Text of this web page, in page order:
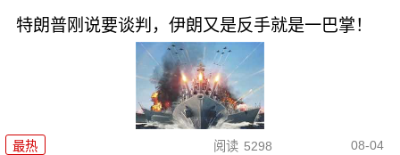
特朗普刚说要谈判，伊朗又是反手就是一巴掌！
最热 阅读 5298 08-04